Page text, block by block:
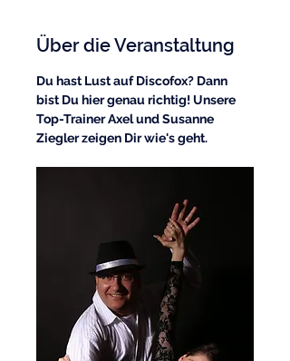
Über die Veranstaltung
Du hast Lust auf Discofox? Dann
bist Du hier genau richtig! Unsere
Top-Trainer Axel und Susanne
Ziegler zeigen Dir wie's geht.